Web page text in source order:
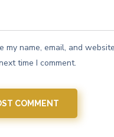
my name, email, and
time I comment.